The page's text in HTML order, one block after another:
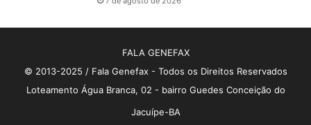
FALA GENEFAX
© 2013-2025 / Fala Genefax - Todos os Direitos Reservados
Loteamento Água Branca, 02 - bairro Guedes Conceição do
Jacuípe-BA